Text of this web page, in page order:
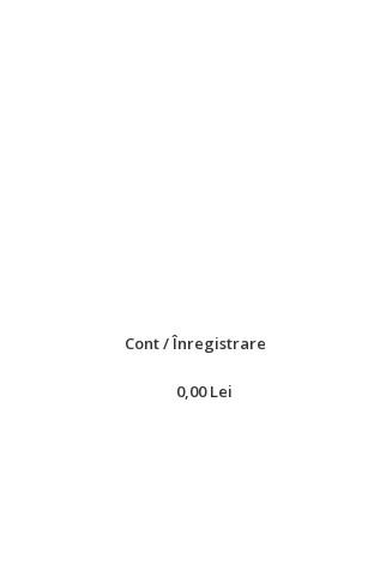
Cont / Înregistrare
0,00Lei